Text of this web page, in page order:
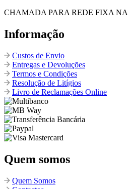
CHAMADA PARA REDE FIXA
Informação
Custos de Envio
Entregas e Devoluções
Termos e Condições
Resolução de Litígios
Livro de Reclamações Online
Quem somos
Quem Somos